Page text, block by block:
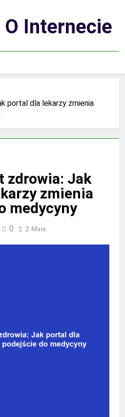
Internecie
portal dla lekarzy zmienia
zdrowia: Jak
zmienia
medycyny
0 2 Mins